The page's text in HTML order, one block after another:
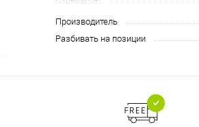
Производитель
Разбивать на позиции